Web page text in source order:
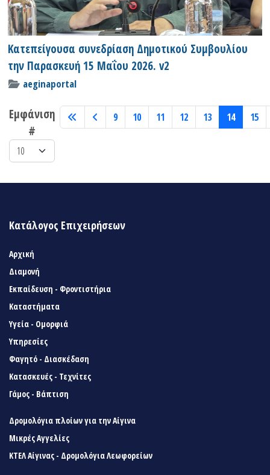
Κατεπείγουσα συνεδρίαση Δημοτικού Συμβουλίου
την Παρασκευή 15 Μαΐου 2026. v2
aeginaportal
Εμφάνιση
#
9 10 11 12 13 14 15
Κατάλογος Επιχειρήσεων
Αρχική
Διαμονή
Εκπαίδευση - Φροντιστήρια
Καταστήματα
Υγεία - Ομορφιά
Υπηρεσίες
Φαγητό - Διασκέδαση
Κατασκευές - Τεχνίτες
Γάμος - Βάπτιση
Δρομολόγια πλοίων για την Αίγινα
Μικρές Αγγελίες
ΚΤΕΛ Αίγινας - Δρομολόγια Λεωφορείων